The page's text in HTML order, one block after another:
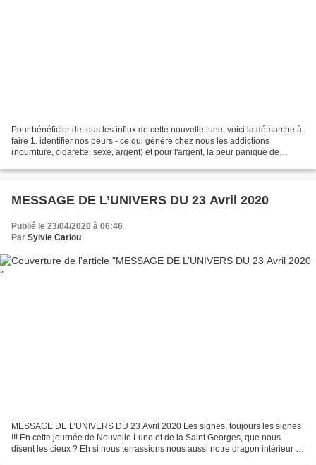
Pour bénéficier de tous les influx de cette nouvelle lune, voici la démarche à
faire 1. identifier nos peurs - ce qui génère chez nous les addictions
(nourriture, cigarette, sexe, argent) et pour l'argent, la peur panique de
MESSAGE DE L’UNIVERS DU 23 Avril 2020
Publié le 23/04/2020 à 06:46
Par Sylvie Cariou
MESSAGE DE L’UNIVERS DU 23 Avril 2020 Les signes, toujours les signes
!!! En cette journée de Nouvelle Lune et de la Saint Georges, que nous
disent les cieux ? Eh si nous terrassions nous aussi notre dragon intérieur !!